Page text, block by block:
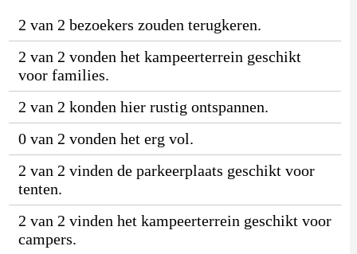
2 van 2 bezoekers zouden terugkeren.
2 van 2 vonden het kampeerterrein geschikt
voor families.
2 van 2 konden hier rustig ontspannen.
0 van 2 vonden het erg vol.
2 van 2 vinden de parkeerplaats geschikt voor
tenten.
2 van 2 vinden het kampeerterrein geschikt voor
campers.